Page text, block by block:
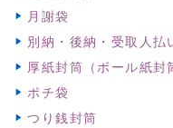
月謝袋
別納・後納・受取人払
厚紙封筒（ボール紙封
ポチ袋
つり銭封筒